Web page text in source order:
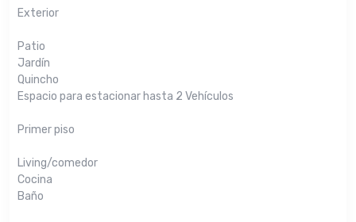
Exterior
Patio
Jardín
Quincho
Espacio para estacionar hasta 2 Vehículos
Primer piso
Living/comedor
Cocina
Baño